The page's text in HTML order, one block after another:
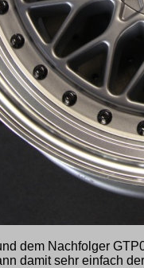
dem Nachfolger
damit sehr einfach